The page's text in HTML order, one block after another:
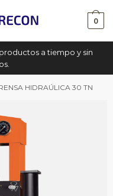
0
a tiempo y sin
HIDRAÚLICA 30 TN